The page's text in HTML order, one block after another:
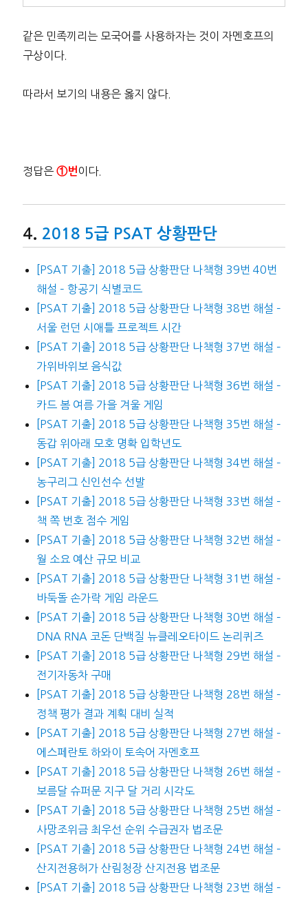
같은 민족끼리는 모국어를 사용하자는 것이 자멘호프의
구상이다.
따라서 보기의 내용은 옳지 않다.
정답은①번 이다.
2018 5급 PSAT 상황판단
[PSAT 기출] 2018 5급 상황판단 나책형 39번 40번
해설 – 항공기 식별코드
[PSAT 기출] 2018 5급 상황판단 나책형 38번 해설 –
서울 런던 시애틀 프로젝트 시간
[PSAT 기출] 2018 5급 상황판단 나책형 37번 해설 –
가위바위보 음식값
[PSAT 기출] 2018 5급 상황판단 나책형 36번 해설 –
카드 봄 여름 가을 겨울 게임
[PSAT 기출] 2018 5급 상황판단 나책형 35번 해설 –
동갑 위아래 모호 명확 입학년도
[PSAT 기출] 2018 5급 상황판단 나책형 34번 해설 –
농구리그 신인선수 선발
[PSAT 기출] 2018 5급 상황판단 나책형 33번 해설 –
책 쪽 번호 점수 게임
[PSAT 기출] 2018 5급 상황판단 나책형 32번 해설 –
월 소요 예산 규모 비교
[PSAT 기출] 2018 5급 상황판단 나책형 31번 해설 –
바둑돌 손가락 게임 라운드
[PSAT 기출] 2018 5급 상황판단 나책형 30번 해설 –
DNA RNA 코돈 단백질 뉴클레오타이드 논리퀴즈
[PSAT 기출] 2018 5급 상황판단 나책형 29번 해설 –
전기자동차 구매
[PSAT 기출] 2018 5급 상황판단 나책형 28번 해설 –
정책 평가 결과 계획 대비 실적
[PSAT 기출] 2018 5급 상황판단 나책형 27번 해설 –
에스페란토 하와이 토속어 자멘호프
[PSAT 기출] 2018 5급 상황판단 나책형 26번 해설 –
보름달 슈퍼문 지구 달 거리 시각도
[PSAT 기출] 2018 5급 상황판단 나책형 25번 해설 –
사망조위금 최우선 순위 수급권자 법조문
[PSAT 기출] 2018 5급 상황판단 나책형 24번 해설 –
산지전용허가 산림청장 산지전용 법조문
[PSAT 기출] 2018 5급 상황판단 나책형 23번 해설 –